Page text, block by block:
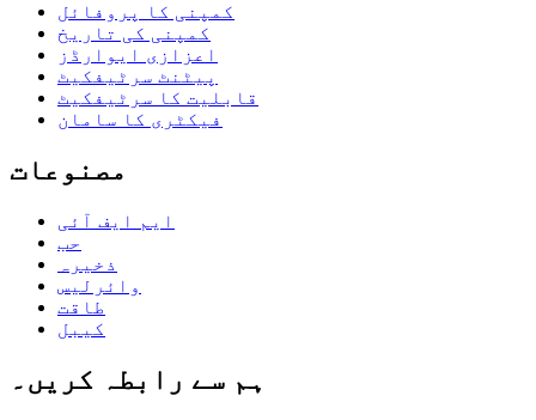
کمپنی کا پروفائل
کمپنی کی تاریخ
اعزازی ایوارڈز
پیٹنٹ سرٹیفکیٹ
قابلیت کا سرٹیفکیٹ
فیکٹری کا سامان
مصنوعات
ایم ایف آئی
حب
ذخیرہ
وائرلیس
طاقت
کیبل
ہم سے رابطہ کریں۔